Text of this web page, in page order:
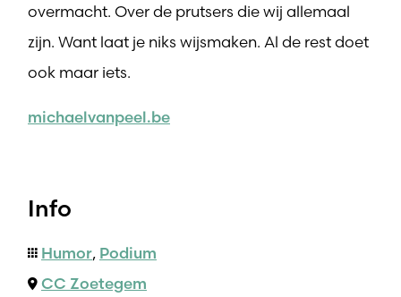
overmacht. Over de prutsers die wij allemaal
zijn. Want laat je niks wijsmaken. Al de rest doet
ook maar iets.
michaelvanpeel.be
Info
Humor, Podium
CC Zoetegem